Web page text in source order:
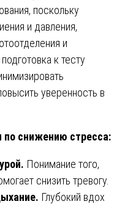
поскольку
и давления,
и
к тесту
уверенность в
по снижению стресса:
Понимание того,
снизить тревогу.
Глубокий вдох